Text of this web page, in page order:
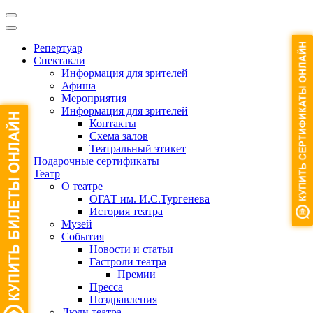
Репертуар
Спектакли
Информация для зрителей
Афиша
Мероприятия
Информация для зрителей
Контакты
Схема залов
Театральный этикет
Подарочные сертификаты
Театр
О театре
ОГАТ им. И.С.Тургенева
История театра
Музей
События
Новости и статьи
Гастроли театра
Премии
Пресса
Поздравления